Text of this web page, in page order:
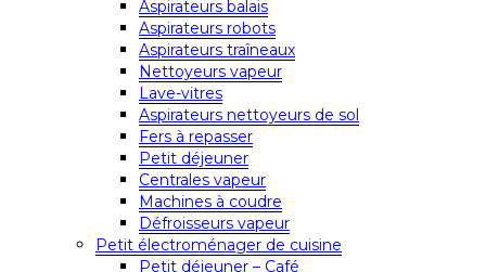
Aspirateurs balais
Aspirateurs robots
Aspirateurs traîneaux
Nettoyeurs vapeur
Lave-vitres
Aspirateurs nettoyeurs de sol
Fers à repasser
Petit déjeuner
Centrales vapeur
Machines à coudre
Défroisseurs vapeur
Petit électroménager de cuisine
Petit déjeuner – Café